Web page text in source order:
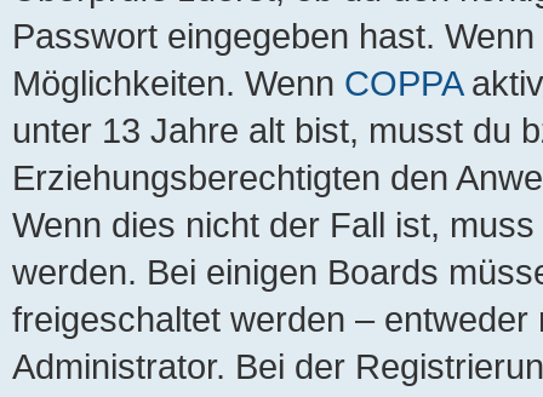
Passwort eingegeben hast.
Möglichkeiten. Wenn COPPA
unter 13 Jahre alt bist, musst du
Erziehungsberechtigten den
Wenn dies nicht der Fall ist,
werden. Bei einigen Boards
freigeschaltet werden –
Administrator. Bei der